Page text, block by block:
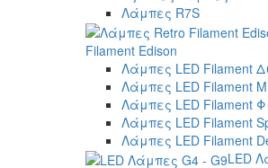
Λάμπες R7S
Filament Edison
Λάμπες LED Filament
Λάμπες LED Filament
Λάμπες LED Filament
Λάμπες LED Filament
Λάμπες LED Filament
LED